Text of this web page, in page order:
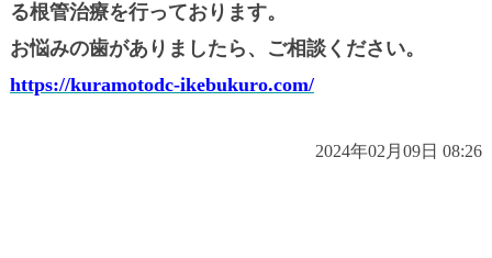
る根管治療を行っております。
お悩みの歯がありましたら、ご相談ください。
https://kuramotodc-ikebukuro.com/
2024年02月09日 08:26